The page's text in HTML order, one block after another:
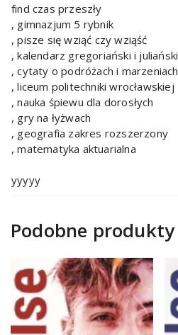
find czas przeszły
, gimnazjum 5 rybnik
, pisze się wziąć czy wziąść
, kalendarz gregoriański i juliański
, cytaty o podróżach i marzeniach
, liceum politechniki wrocławskiej
, nauka śpiewu dla dorosłych
, gry na łyżwach
, geografia zakres rozszerzony
, matematyka aktuarialna
yyyyy
Podobne produkty